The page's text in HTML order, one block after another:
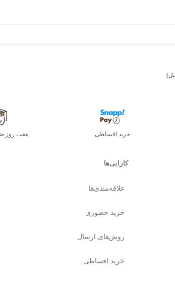
خرید اقساطی هفت روز
کارایی‌ها
علاقه‌مندی‌ها
خرید حضوری
روش‌های ارسال
خرید اقساطی